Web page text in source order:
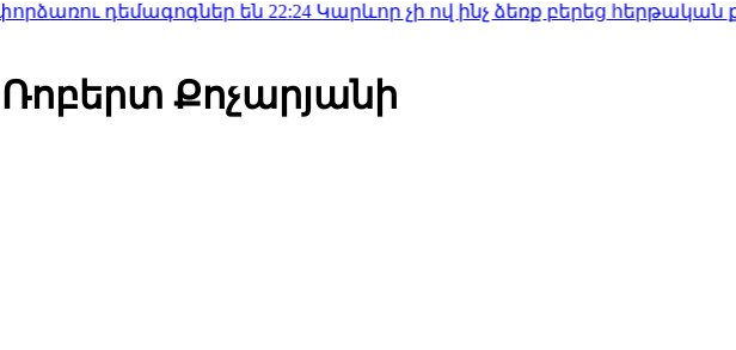
են22:24Կարևոր չի ով ինչ ձեռք բերեց հերթական
Քոչարյանի